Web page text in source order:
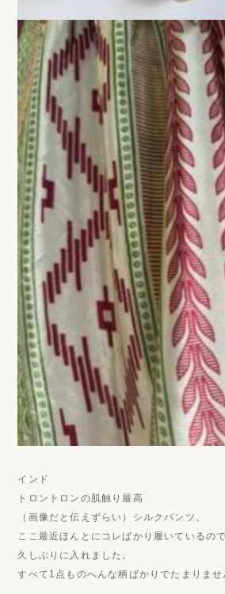
インド
トロントロンの肌触り最高
（画像だと伝えずらい）シルクパンツ。
ここ最近ほんとにコレばかり履いているの
久しぶりに入れました。
すべて1点ものへんな柄ばかりでたまりませ